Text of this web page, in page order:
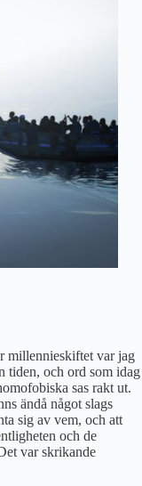
millennieskiftet var jag
tiden, och ord som idag
sas rakt ut.
ändå något slags
sig av vem, och att
och de
var skrikande